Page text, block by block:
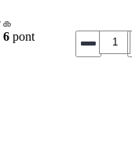
db
6 pont